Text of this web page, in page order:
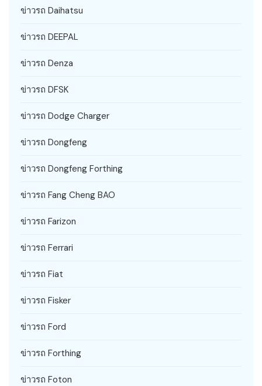
ข่าวรถ Daihatsu
ข่าวรถ DEEPAL
ข่าวรถ Denza
ข่าวรถ DFSK
ข่าวรถ Dodge Charger
ข่าวรถ Dongfeng
ข่าวรถ Dongfeng Forthing
ข่าวรถ Fang Cheng BAO
ข่าวรถ Farizon
ข่าวรถ Ferrari
ข่าวรถ Fiat
ข่าวรถ Fisker
ข่าวรถ Ford
ข่าวรถ Forthing
ข่าวรถ Foton